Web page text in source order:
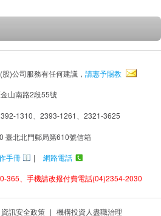
)公司服務有任何建議， 請惠予賜教
山南路2段55號
1310、2393-1261、2321-3625
臺北北門郵局第610號信箱
手冊 |
網路電話
365、手機請改撥付費電話(04)2354-2030
資訊安全政策 | 機構投資人盡職治理